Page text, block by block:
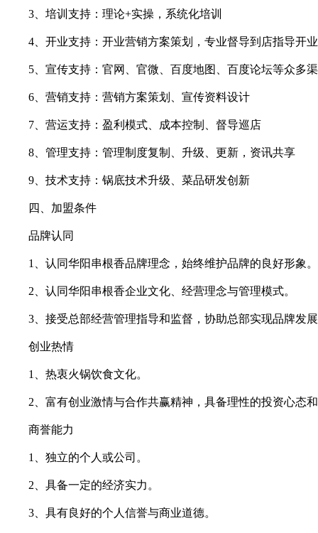
3、培训支持：理论+实操，系统化培训
4、开业支持：开业营销方案策划，专业督导到店指导开业
5、宣传支持：官网、官微、百度地图、百度论坛等众多
6、营销支持：营销方案策划、宣传资料设计
7、营运支持：盈利模式、成本控制、督导巡店
8、管理支持：管理制度复制、升级、更新，资讯共享
9、技术支持：锅底技术升级、菜品研发创新
四、加盟条件
品牌认同
1、认同华阳串根香品牌理念，始终维护品牌的良好形象。
2、认同华阳串根香企业文化、经营理念与管理模式。
3、接受总部经营管理指导和监督，协助总部实现品牌发
创业热情
1、热衷火锅饮食文化。
2、富有创业激情与合作共赢精神，具备理性的投资心态
商誉能力
1、独立的个人或公司。
2、具备一定的经济实力。
3、具有良好的个人信誉与商业道德。